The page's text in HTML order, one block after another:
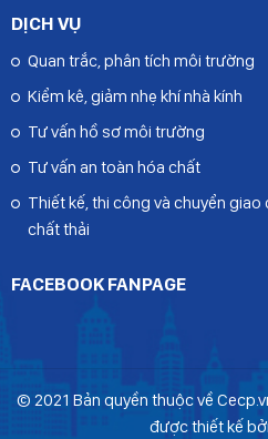
DỊCH VỤ
Quan trắc, phân tích môi trường
Kiểm kê, giảm nhẹ khí nhà kính
Tư vấn hồ sơ môi trường
Tư vấn an toàn hóa chất
Thiết kế, thi công và chuyển
chất thải
FACEBOOK FANPAGE
© 2021 Bản quyền thuộc về
được thiết kế